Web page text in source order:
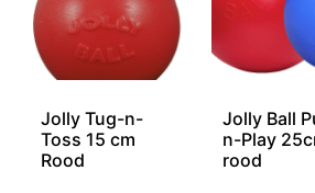
Jolly Tug-n-
Toss 15 cm
Rood
Jolly Ball
n-Play
rood